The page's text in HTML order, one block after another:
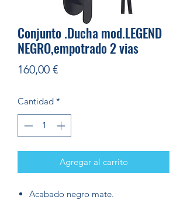
Conjunto .Ducha mod.LEGEND
NEGRO,empotrado 2 vias
160,00 €Precio
Cantidad *
Agregar al carrito
Acabado negro mate.